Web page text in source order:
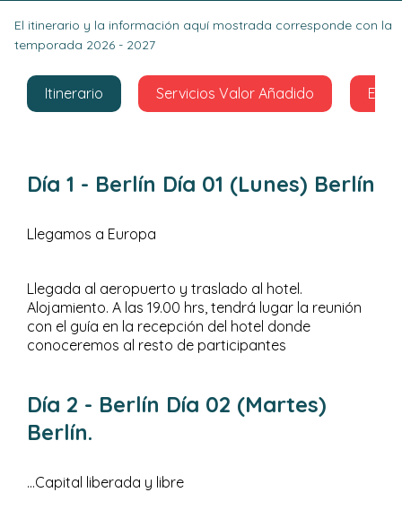
El itinerario y la información aquí mostrada corresponde con la
temporada 2026 - 2027
Itinerario Servicios Valor Añadido El
Día 1 - Berlín Día 01 (Lunes) Berlín
Llegamos a Europa
Llegada al aeropuerto y traslado al hotel.
Alojamiento. A las 19.00 hrs, tendrá lugar la reunión
con el guía en la recepción del hotel donde
conoceremos al resto de participantes
Día 2 - Berlín Día 02 (Martes)
Berlín.
...Capital liberada y libre